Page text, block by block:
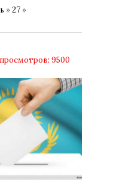
»27 »
просмотров: 9500